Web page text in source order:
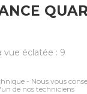
vue éclatée : 9
- Nous vous
de nos techniciens